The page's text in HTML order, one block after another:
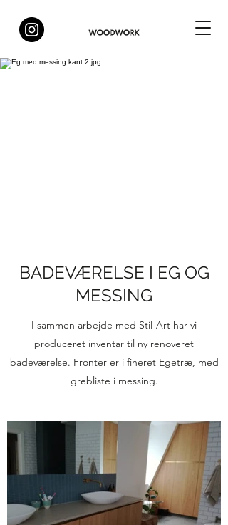
BADEVÆRELSE I EG OG
MESSING
I sammen arbejde med Stil-Art har vi
produceret inventar til ny renoveret
badeværelse. Fronter er i fineret Egetræ, med
grebliste i messing.